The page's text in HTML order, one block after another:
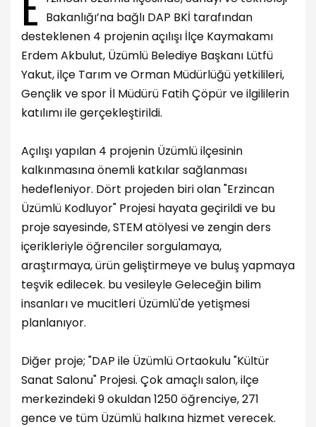
Bakanlığı’na bağlı DAP BKİ tarafından
desteklenen 4 projenin açılışı İlçe Kaymakamı
Erdem Akbulut, Üzümlü Belediye Başkanı Lütfü
Yakut, ilçe Tarım ve Orman Müdürlüğü yetkilileri,
Gençlik ve spor İl Müdürü Fatih Çöpür ve ilgililerin
katılımı ile gerçekleştirildi.
Açılışı yapılan 4 projenin Üzümlü ilçesinin
kalkınmasına önemli katkılar sağlanması
hedefleniyor. Dört projeden biri olan "Erzincan
Üzümlü Kodluyor" Projesi hayata geçirildi ve bu
proje sayesinde, STEM atölyesi ve zengin ders
içerikleriyle öğrenciler sorgulamaya,
araştırmaya, ürün geliştirmeye ve buluş yapmaya
teşvik edilecek. bu vesileyle Geleceğin bilim
insanları ve mucitleri Üzümlü'de yetişmesi
planlanıyor.
Diğer proje; "DAP ile Üzümlü Ortaokulu "Kültür
Sanat Salonu" Projesi. Çok amaçlı salon, ilçe
merkezindeki 9 okuldan 1250 öğrenciye, 271
gence ve tüm Üzümlü halkına hizmet verecek.